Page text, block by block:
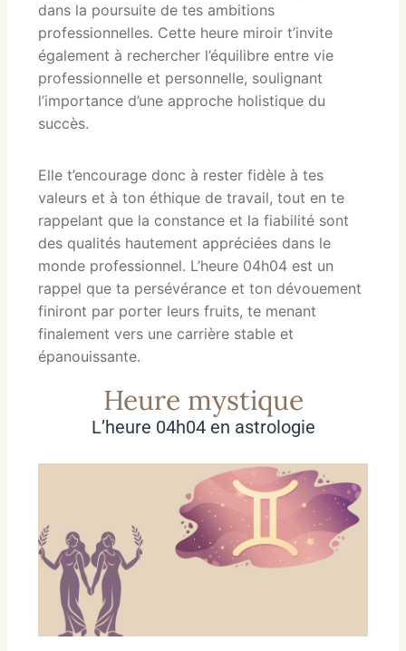
dans la poursuite de tes ambitions
professionnelles. Cette heure miroir t’invite
également à rechercher l’équilibre entre vie
professionnelle et personnelle, soulignant
l’importance d’une approche holistique du
succès.
Elle t’encourage donc à rester fidèle à tes
valeurs et à ton éthique de travail, tout en te
rappelant que la constance et la fiabilité sont
des qualités hautement appréciées dans le
monde professionnel. L’heure 04h04 est un
rappel que ta persévérance et ton dévouement
finiront par porter leurs fruits, te menant
finalement vers une carrière stable et
épanouissante.
Heure mystique
L’heure 04h04 en astrologie